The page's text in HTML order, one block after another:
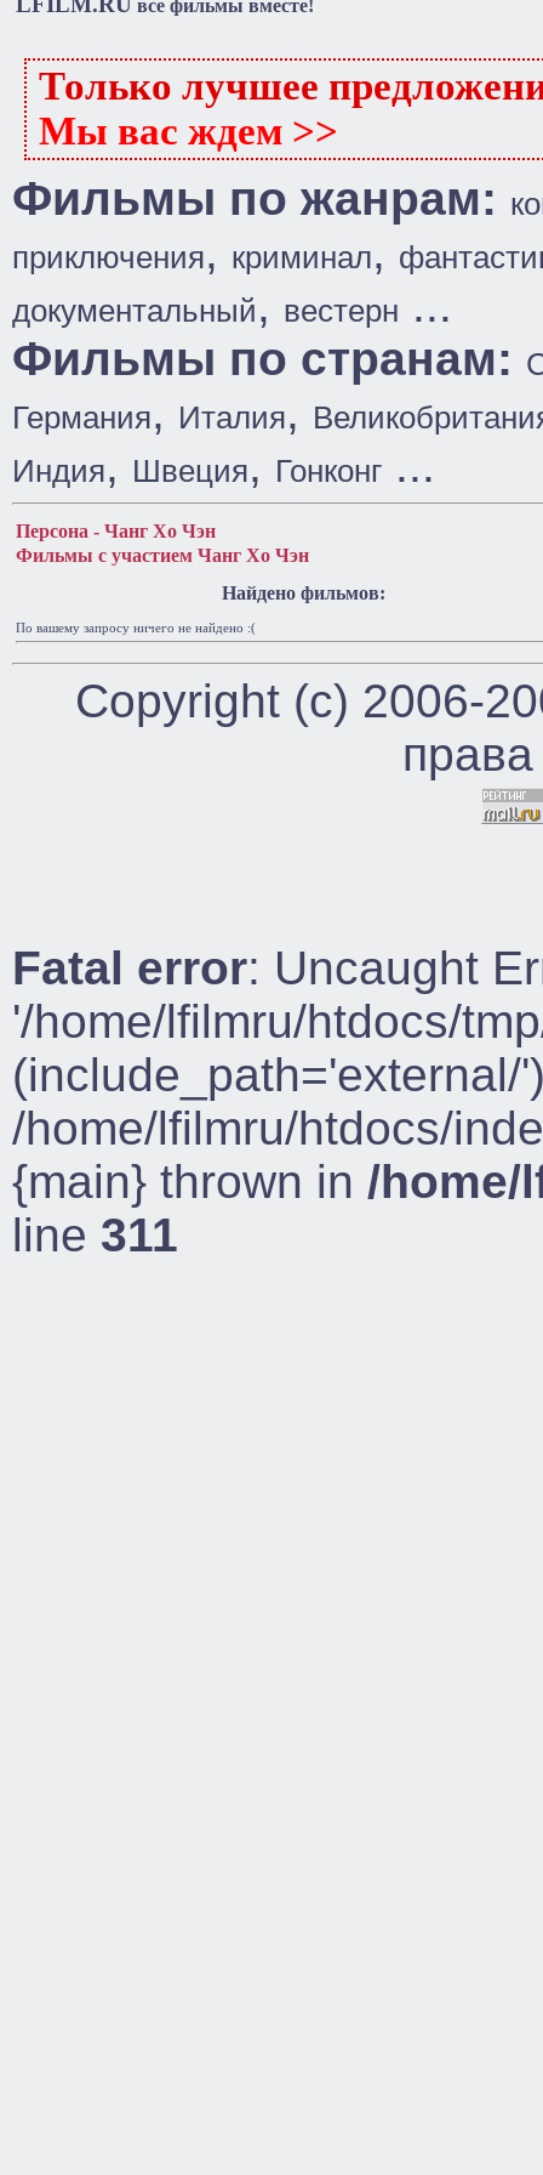
все фильмы вместе!
Только лучшее
Мы вас ждем >>
Фильмы по жанрам:
приключения, криминал,
документальный, вестерн ...
Фильмы по странам:
Германия, Италия,
Индия, Швеция, Гонконг ...
Персона - Чанг Хо Чэн
Фильмы с участием Чанг Хо Чэн
Найдено фильмов:
По вашему запросу ничего не найдено :(
Copyright (c) 2006-
Fatal error: Uncaught
'/home/lfilmru/htdocs/
(include_path='external/
/home/lfilmru/htdocs/
{main} thrown in /home/
line 311